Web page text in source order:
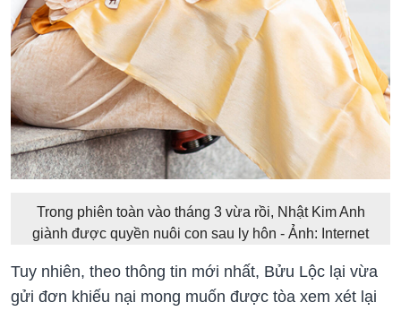
Trong phiên toàn vào tháng 3 vừa rồi, Nhật Kim Anh
giành được quyền nuôi con sau ly hôn - Ảnh: Internet
Tuy nhiên, theo thông tin mới nhất, Bửu Lộc lại vừa
gửi đơn khiếu nại mong muốn được tòa xem xét lại